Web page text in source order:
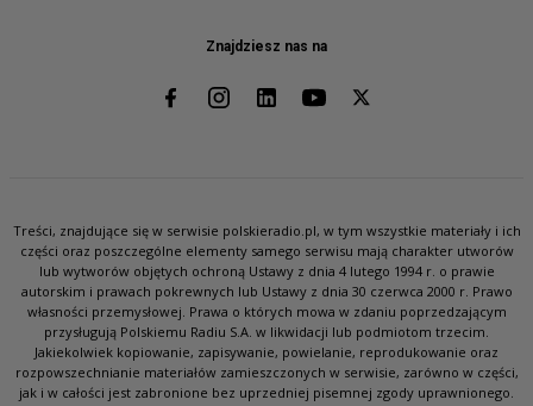
Znajdziesz nas na
Treści, znajdujące się w serwisie polskieradio.pl, w tym wszystkie materiały i ich
części oraz poszczególne elementy samego serwisu mają charakter utworów
lub wytworów objętych ochroną Ustawy z dnia 4 lutego 1994 r. o prawie
autorskim i prawach pokrewnych lub Ustawy z dnia 30 czerwca 2000 r. Prawo
własności przemysłowej. Prawa o których mowa w zdaniu poprzedzającym
przysługują Polskiemu Radiu S.A. w likwidacji lub podmiotom trzecim.
Jakiekolwiek kopiowanie, zapisywanie, powielanie, reprodukowanie oraz
rozpowszechnianie materiałów zamieszczonych w serwisie, zarówno w części,
jak i w całości jest zabronione bez uprzedniej pisemnej zgody uprawnionego.